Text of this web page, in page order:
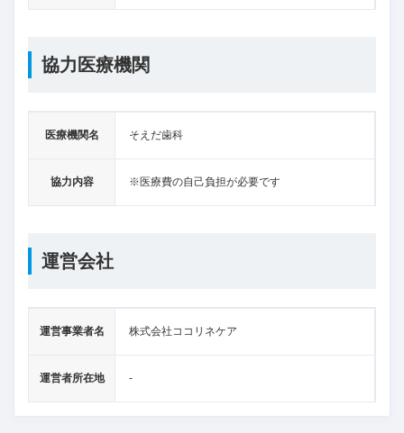
協力医療機関
医療機関名 そえだ歯科
協力内容 ※医療費の自己負担が必要です
運営会社
運営事業者名 株式会社ココリネケア
運営者所在地 -